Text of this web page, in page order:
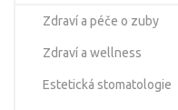
Zdraví a péče o zuby
Zdraví a wellness
Estetická stomatologie